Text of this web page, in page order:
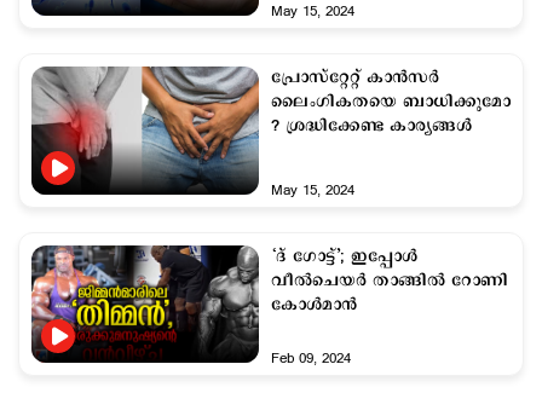
May 15, 2024
പ്രോസ്റ്റേറ്റ് കാൻസര്‍
ലൈംഗികതയെ ബാധിക്കുമോ
? ശ്രദ്ധിക്കേണ്ട കാര്യങ്ങള്‍
May 15, 2024
‘ദ് ഗോട്ട്’; ഇപ്പോള്‍
വീല്‍ചെയര്‍ താങ്ങില്‍ റോണി
കോള്‍മാന്‍
Feb 09, 2024